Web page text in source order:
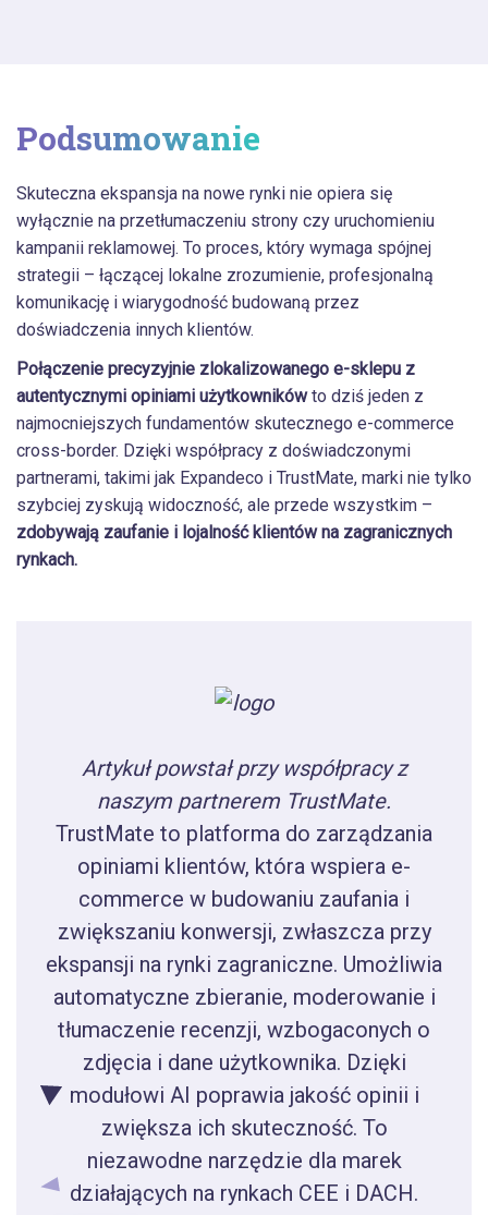
Podsumowanie
Skuteczna ekspansja na nowe rynki nie opiera się
wyłącznie na przetłumaczeniu strony czy uruchomieniu
kampanii reklamowej. To proces, który wymaga spójnej
strategii – łączącej lokalne zrozumienie, profesjonalną
komunikację i wiarygodność budowaną przez
doświadczenia innych klientów.
Połączenie precyzyjnie zlokalizowanego e-sklepu z
autentycznymi opiniami użytkownikówto dziś jeden z
najmocniejszych fundamentów skutecznego e-commerce
cross-border. Dzięki współpracy z doświadczonymi
partnerami, takimi jak Expandeco i TrustMate, marki nie tylko
szybciej zyskują widoczność, ale przede wszystkim –
zdobywają zaufanie i lojalność klientów na zagranicznych
rynkach.
Artykuł powstał przy współpracy z
naszym partnerem TrustMate.
TrustMate to platforma do zarządzania
opiniami klientów, która wspiera e-
commerce w budowaniu zaufania i
zwiększaniu konwersji, zwłaszcza przy
ekspansji na rynki zagraniczne. Umożliwia
automatyczne zbieranie, moderowanie i
tłumaczenie recenzji, wzbogaconych o
zdjęcia i dane użytkownika. Dzięki
modułowi AI poprawia jakość opinii i
zwiększa ich skuteczność. To
niezawodne narzędzie dla marek
działających na rynkach CEE i DACH.